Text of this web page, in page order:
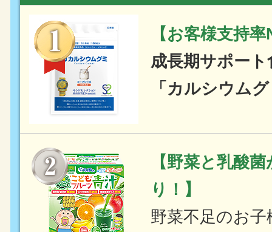
【お客様支持
成長期サポート
「カルシウム
【野菜と乳酸
り！】
野菜不足のお